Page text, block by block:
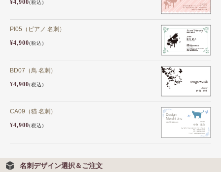
¥4,900(税込)
PI05（ピアノ 名刺）
¥4,900(税込)
BD07（鳥 名刺）
¥4,900(税込)
CA09（猫 名刺）
¥4,900(税込)
名刺デザイン選択＆ご注文